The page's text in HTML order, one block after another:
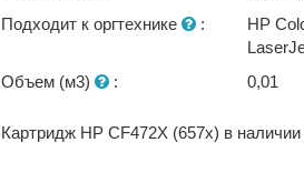
Подходит к оргтехнике
:
HP
Объем (м3)
: 0,01
Картридж HP CF472X (657x) в